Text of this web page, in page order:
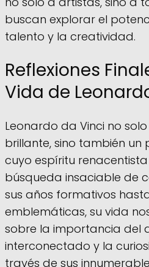
buscan explorar el
talento y la creatividad.
Reflexiones
Vida de
Leonardo da Vinci no
brillante, sino también
cuyo espíritu
búsqueda insaciable de
sus años formativos
emblemáticas, su vida
sobre la importancia del
interconectado y la
través de sus